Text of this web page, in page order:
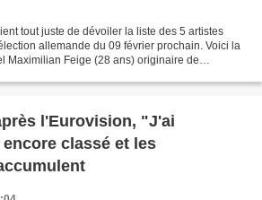
tout juste de dévoiler la liste des 5 artistes
allemande du 09 février prochain. Voici la
Maximilian Feige (28 ans) originaire de
l'Eurovision, "J'ai
classé et les